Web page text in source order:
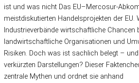
ist und was nicht Das EU–Mercosur-
meistdiskutierten Handelsprojekten der EU.
Industrieverbände wirtschaftliche Chancen
landwirtschaftliche Organisationen und
Risiken. Doch was ist sachlich belegt –
verkürzten Darstellungen? Dieser
zentrale Mythen und ordnet sie anhand